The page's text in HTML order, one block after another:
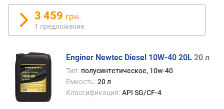
и
х
к
д
е
ш
е
в
ы
3 459 грн.
1 предложение
Enginer Newtec Diesel 10W-40 20L 20 л
Тип: полусинтетическое, 10w-40
Емкость: 20 л
Классификация: API SG/CF-4